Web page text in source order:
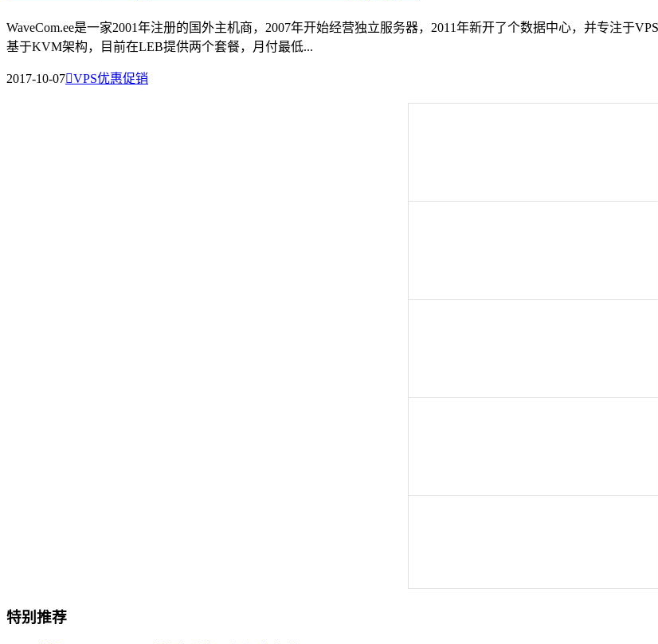
WaveCom.ee是一家2001年注册的国外主机商，2007年开始经营独立服务器，2011年新开了个数据中心，并专注于
基于KVM架构，目前在LEB提供两个套餐，月付最低...
2017-10-07VPS优惠促销
特别推荐